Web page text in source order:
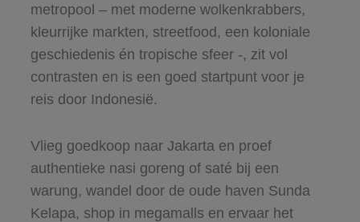
metropool – met moderne wolkenkrabbers,
kleurrijke markten, streetfood, een koloniale
geschiedenis én tropische sfeer -, zit vol
contrasten en is een goed startpunt voor je
reis door Indonesië.
Vlieg goedkoop naar Jakarta en proef
authentieke nasi goreng of saté bij een
warung, wandel door de oude haven Sunda
Kelapa, shop in megamalls en ervaar het